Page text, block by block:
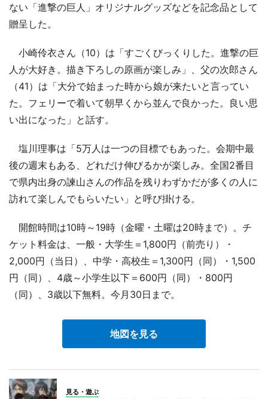
ない「進撃の巨人」オリジナルグッズなどを記念品として
贈呈した。
小崎伶衣さん（10）は「すごくびっくりした。進撃の巨
人が大好き。描き下ろしの原画が楽しみ」、父の次郎さん
（41）は「大分で始まった時から娘が来たいと言ってい
た。フェリーで着いて朝早くから並んで良かった。良い思
い出になった」と話す。
塩川理事は「5万人は一つの目標でもあった。会期中最
後の週末もある、どれだけ伸びるかが楽しみ。全国2番目
で県内出身の諫山さんの作品を残りわずかだが多くの人に
訪れて楽しんでもらいたい」と呼び掛ける。
開館時間は10時～19時（金曜・土曜は20時まで）。チ
ケット料金は、一般・大学生＝1,800円（前売り）・
2,000円（当日）、中学・高校生＝1,300円（同）・1,500
円（同）、4歳～小学生以下＝600円（同）・800円
（同）、3歳以下無料。今月30日まで。
地図を見る
見る・遊ぶ